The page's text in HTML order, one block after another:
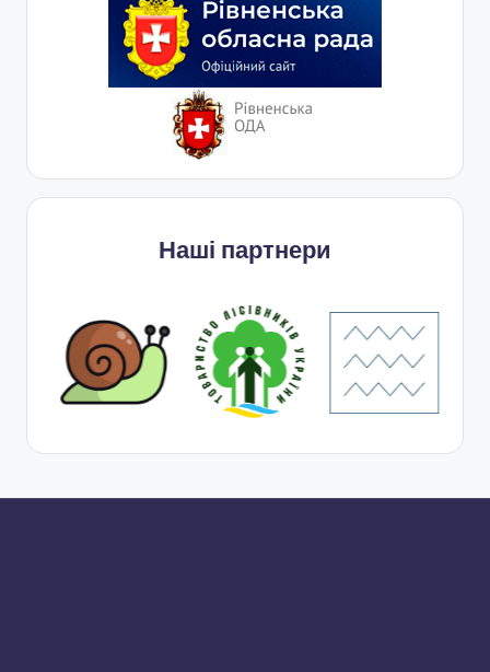
Наші партнери